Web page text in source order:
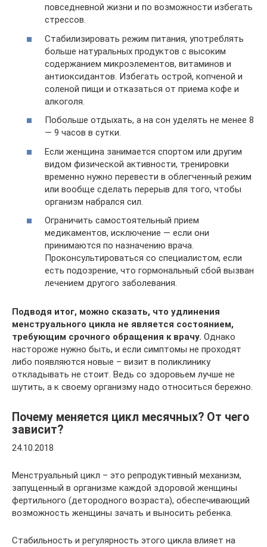
повседневной жизни и по возможности избегать
стрессов.
Стабилизировать режим питания, употреблять
больше натуральных продуктов с высоким
содержанием микроэлементов, витаминов и
антиоксидантов. Избегать острой, копченой и
соленой пищи и отказаться от приема кофе и
алкоголя.
Побольше отдыхать, а на сон уделять не менее 8
— 9 часов в сутки.
Если женщина занимается спортом или другим
видом физической активности, тренировки
временно нужно перевести в облегченный режим
или вообще сделать перерыв для того, чтобы
организм набрался сил.
Ограничить самостоятельный прием
медикаментов, исключение — если они
принимаются по назначению врача.
Проконсультироваться со специалистом, если
есть подозрение, что гормональный сбой вызван
лечением другого заболевания.
Подводя итог, можно сказать, что удлинения
менструального цикла не является состоянием,
требующим срочного обращения к врачу. Однако
настороже нужно быть, и если симптомы не проходят
либо появляются новые – визит в поликлинику
откладывать не стоит. Ведь со здоровьем лучше не
шутить, а к своему организму надо относиться бережно.
Почему меняется цикл месячных? От чего
зависит?
24.10.2018
Менструальный цикл – это репродуктивный механизм,
запущенный в организме каждой здоровой женщины
фертильного (детородного возраста), обеспечивающий
возможность женщины зачать и выносить ребенка.
Стабильность и регулярность этого цикла влияет на